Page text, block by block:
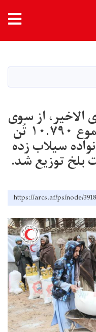
٢ جمادی الاخیر، از سوی
هلال احمر افغانی در مجموع ۱۰.۷۹۰ تُن
برای ١٦٦ خانواده سیلاب زده
بلخ توزیع شد.
https://arcs.af/ps/node/3918